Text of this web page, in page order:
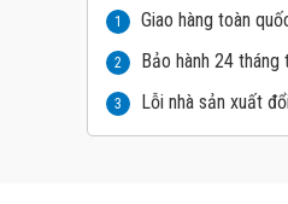
1 Giao hàng toàn
2 Bảo hành 24 tháng
3 Lỗi nhà sản xuất